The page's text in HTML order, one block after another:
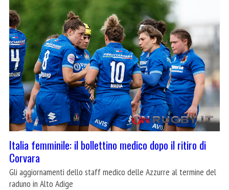
Italia femminile: il bollettino medico dopo il ritiro di
Corvara
Gli aggiornamenti dello staff medico delle Azzurre al termine del
raduno in Alto Adige